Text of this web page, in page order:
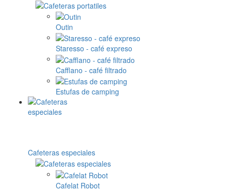
Outin
Staresso - café expreso
Cafflano - café filtrado
Estufas de camping
Cafeteras especiales
Cafelat Robot